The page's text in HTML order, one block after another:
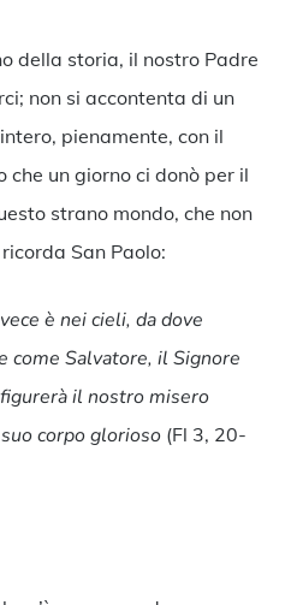
della storia, il nostro Padre
non si accontenta di un
pienamente, con il
che un giorno ci donò per il
strano mondo, che non
San Paolo:
è nei cieli, da dove
come Salvatore, il Signore
il nostro misero
corpo glorioso(Fl 3, 20-